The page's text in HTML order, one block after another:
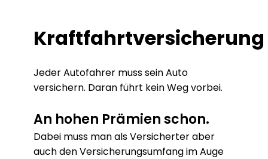
Kraftfahrtversicherung
Jeder Autofahrer muss sein Auto
versichern. Daran führt kein Weg vorbei.
An hohen Prämien schon.
Dabei muss man als Versicherter aber
auch den Versicherungsumfang im Auge